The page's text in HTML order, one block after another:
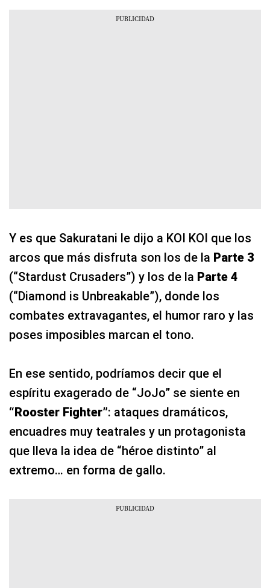
Y es que Sakuratani le dijo a KOI KOI que los
arcos que más disfruta son los de la Parte 3
(“Stardust Crusaders”) y los de la Parte 4
(“Diamond is Unbreakable”), donde los
combates extravagantes, el humor raro y las
poses imposibles marcan el tono.
En ese sentido, podríamos decir que el
espíritu exagerado de “JoJo” se siente en
“Rooster Fighter”: ataques dramáticos,
encuadres muy teatrales y un protagonista
que lleva la idea de “héroe distinto” al
extremo… en forma de gallo.